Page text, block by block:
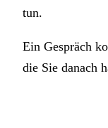
tun.
Ein Gespräch
die Sie danach